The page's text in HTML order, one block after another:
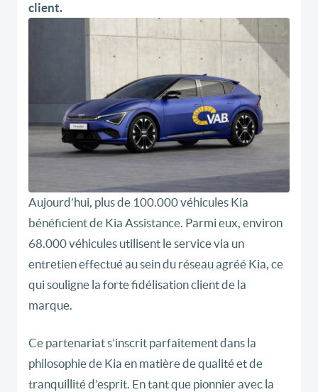
client.
Aujourd’hui, plus de 100.000 véhicules Kia
bénéficient de Kia Assistance. Parmi eux, environ
68.000 véhicules utilisent le service via un
entretien effectué au sein du réseau agréé Kia, ce
qui souligne la forte fidélisation client de la
marque.
Ce partenariat s’inscrit parfaitement dans la
philosophie de Kia en matière de qualité et de
tranquillité d’esprit. En tant que pionnier avec la